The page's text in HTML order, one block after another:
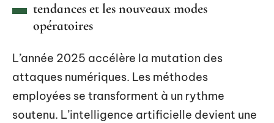
tendances et les nouveaux modes
opératoires
L’année 2025 accélère la mutation des
attaques numériques. Les méthodes
employées se transforment à un rythme
soutenu. L’intelligence artificielle devient une